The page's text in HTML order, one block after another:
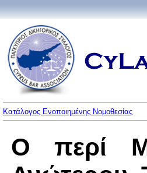
Κατάλογος Ενοποιημένης Νομοθεσίας
Ο περί